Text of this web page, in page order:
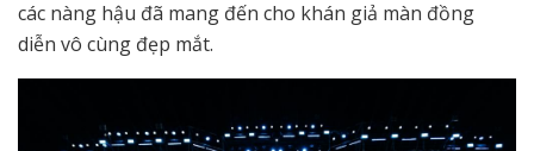
các nàng hậu đã mang đến cho khán giả màn đồng
diễn vô cùng đẹp mắt.